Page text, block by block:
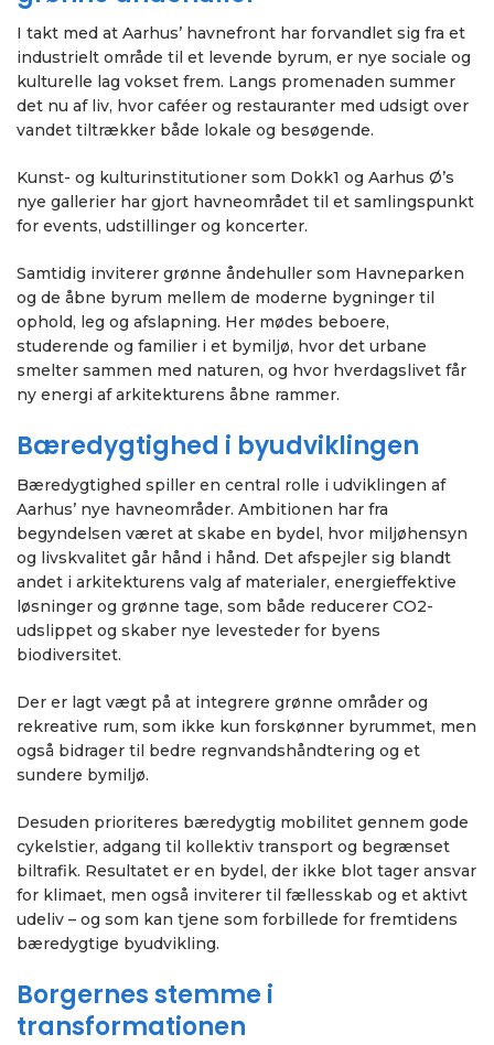
I takt med at Aarhus’ havnefront har forvandlet sig fra et
industrielt område til et levende byrum, er nye sociale og
kulturelle lag vokset frem. Langs promenaden summer
det nu af liv, hvor caféer og restauranter med udsigt over
vandet tiltrækker både lokale og besøgende.
Kunst- og kulturinstitutioner som Dokk1 og Aarhus Ø’s
nye gallerier har gjort havneområdet til et samlingspunkt
for events, udstillinger og koncerter.
Samtidig inviterer grønne åndehuller som Havneparken
og de åbne byrum mellem de moderne bygninger til
ophold, leg og afslapning. Her mødes beboere,
studerende og familier i et bymiljø, hvor det urbane
smelter sammen med naturen, og hvor hverdagslivet får
ny energi af arkitekturens åbne rammer.
Bæredygtighed i byudviklingen
Bæredygtighed spiller en central rolle i udviklingen af
Aarhus’ nye havneområder. Ambitionen har fra
begyndelsen været at skabe en bydel, hvor miljøhensyn
og livskvalitet går hånd i hånd. Det afspejler sig blandt
andet i arkitekturens valg af materialer, energieffektive
løsninger og grønne tage, som både reducerer CO2-
udslippet og skaber nye levesteder for byens
biodiversitet.
Der er lagt vægt på at integrere grønne områder og
rekreative rum, som ikke kun forskønner byrummet, men
også bidrager til bedre regnvandshåndtering og et
sundere bymiljø.
Desuden prioriteres bæredygtig mobilitet gennem gode
cykelstier, adgang til kollektiv transport og begrænset
biltrafik. Resultatet er en bydel, der ikke blot tager ansvar
for klimaet, men også inviterer til fællesskab og et aktivt
udeliv – og som kan tjene som forbillede for fremtidens
bæredygtige byudvikling.
Borgernes stemme i
transformationen